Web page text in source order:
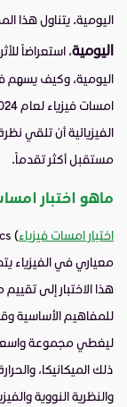
اليومية. يتناول هذا
اليومية، استعراضاً
اليومية، وكيف يسهم
الفيزيائية أن تلقي
مستقبل أكثر تقدماً.
ماهو اختبار
اختبار امسات فيزياء
معياري في الفيزياء
هذا الاختبار إلى
للمفاهيم الأساسية
ليغطي مجموعة واسعة
ذلك الميكانيكا،
والنظرية النووية